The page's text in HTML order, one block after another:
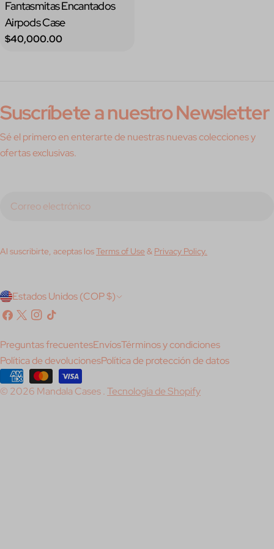
Fantasmitas Encantados
Airpods Case
Precio
$40,000.00
Suscríbete a nuestro Newsletter
Sé el primero en enterarte de nuestras nuevas colecciones y
ofertas exclusivas.
Al suscribirte, aceptas losTerms of Use & Privacy Policy.
P
a
í
s
/
r
Estados Unidos (COP $)
Facebook
X
Instagram
Tik
© 2026 Mandala Cases.Tecnología de Shopify
Preguntas frecuentesEnvíosTérminos y condiciones
Política de devolucionesPolítica de protección de datos
Métodos
de